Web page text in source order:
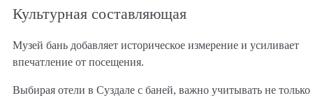
Культурная составляющая
Музей бань добавляет историческое измерение и усиливает
впечатление от посещения.
Выбирая отели в Суздале с баней, важно учитывать не только